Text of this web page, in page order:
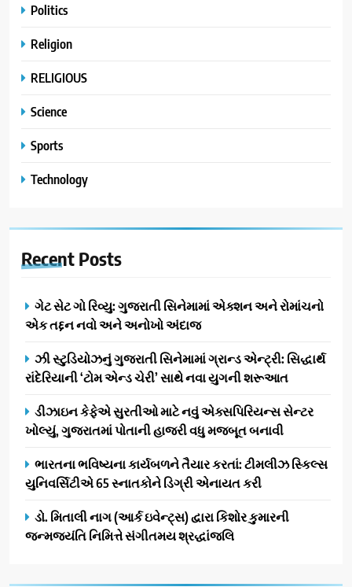
Politics
Religion
RELIGIOUS
Science
Sports
Technology
Recent Posts
ગેટ સેટ ગો રિવ્યુ: ગુજરાતી સિનેમામાં એક્શન અને રોમાંચનો
એક તદ્દન નવો અને અનોખો અંદાજ
ઝી સ્ટુડિયોઝનું ગુજરાતી સિનેમામાં ગ્રાન્ડ એન્ટ્રી: સિદ્ધાર્થ
રાંદેરિયાની ‘ટોમ એન્ડ ચેરી’ સાથે નવા યુગની શરૂઆત
ડીઝાઇન કેફેએ સુરતીઓ માટે નવું એક્સપિરિયન્સ સેન્ટર
ખોલ્યું, ગુજરાતમાં પોતાની હાજરી વધુ મજબૂત બનાવી
ભારતના ભવિષ્યના કાર્યબળને તૈયાર કરતાં: ટીમલીઝ સ્કિલ્સ
યુનિવર્સિટીએ 65 સ્નાતકોને ડિગ્રી એનાયત કરી
ડો. મિતાલી નાગ (આર્ક ઇવેન્ટ્સ) દ્વારા કિશોર કુમારની
જન્મજયંતિ નિમિત્તે સંગીતમય શ્રદ્ધાંજલિ